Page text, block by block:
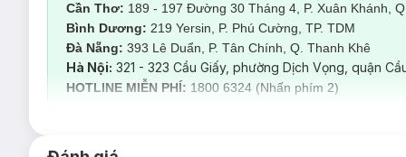
Bạn sẽ cảm thấy gì khi điều trị Laser
Khi dùng tia Laser Fractional CO2da bạn có thể xuất hiện
của mỗi khách hàng.
Quy trình điều trị Laser Fractional CO2
Bước 1: Bác sĩ thăm khám, kiểm tra, phân tích tình
Cần Thơ: 189 - 197 Đường 30 Tháng 4, P. Xuân Khánh,
Bình Dương: 219 Yersin, P. Phú Cường, TP. TDM
Đà Nẵng: 393 Lê Duẩn, P. Tân Chính, Q. Thanh Khê
Hà Nội: 321 - 323 Cầu Giấy, phường Dịch Vọng, quận
HOTLINE MIỄN PHÍ: 1800 6324 (Nhấn phím 2)